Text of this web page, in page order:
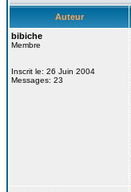
Auteur
bibiche
Membre
Inscrit le: 26 Juin 2004
Messages: 23